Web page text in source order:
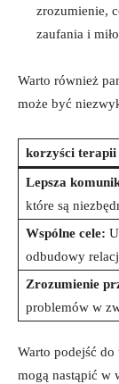
zrozumienie,
zaufania i
Warto również
może być
korzyści
Lepsza
które są
Wspólne cele:
odbudowy
Zrozumienie
problemów w
Warto podejść
mogą nastąpić w